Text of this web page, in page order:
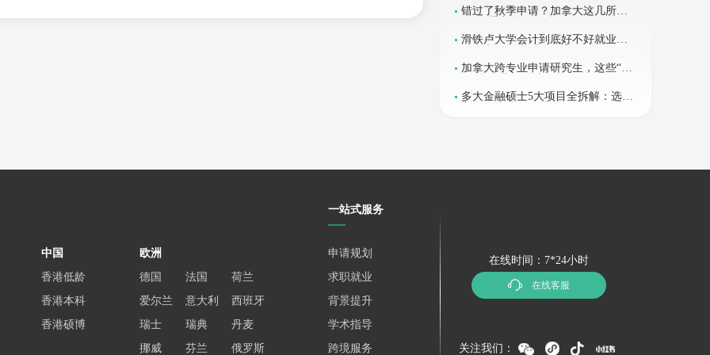
错过了秋季申请？加拿大这几所院
滑铁卢大学会计到底好不好就业？
加拿大跨专业申请研究生，这些“友
多大金融硕士5大项目全拆解：选错
中国
香港低龄
香港本科
香港硕博
欧洲
德国
法国
荷兰
爱尔兰
意大利
西班牙
瑞士
瑞典
丹麦
挪威
芬兰 俄罗斯
一站式服务
申请规划
求职就业
背景提升
学术指导
跨境服务
在线时间：7*24小时
在线客服
关注我们：